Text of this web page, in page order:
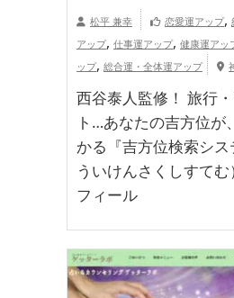
松平 兼幸 恋愛運アップ,
アップ, 仕事運アップ, 健康運アッ
ップ, 総合運・全体運アップ
西谷泰人監修！ 旅行
ト…あなたの吉方位が
かる『吉方位検索シ
ういけんさくしすて
フィール